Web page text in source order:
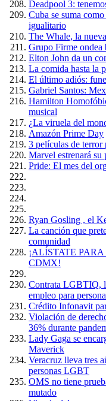
Deadpool 3:
Cuba se suma
igualitario
The Whale, la
Grupo Firme
Elton John da un
La comida hasta la
El último adiós:
Gabriel Santos:
Hamilton
musical
¿La viruela del
Amazón Prime Day
3 películas de terror
Marvel estrenará
Pride: El mes del
Ryan Gosling , el
La canción que
comunidad
¡ALÍSTATE
CDMX!
Contrata LGBTIQ,
empleo para
Crédito Infonavit
Violación de
36% durante
Lady Gaga se
Maverick
Veracruz lleva tres
personas LGBT
OMS no tiene
mutado